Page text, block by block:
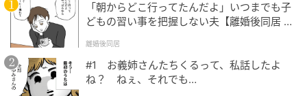
「朝からどこ行ってたんだよ」いつまでも子
どもの習い事を把握しない夫【離婚後同居 Vo
離婚後同居
#1 お義姉さんたちくるって、私話したよ
ね？ ねぇ、それでも…